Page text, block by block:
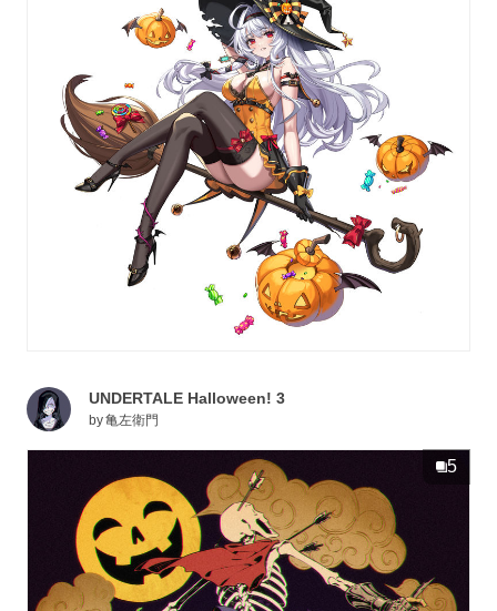
UNDERTALE Halloween! 3
by亀左衛門
5